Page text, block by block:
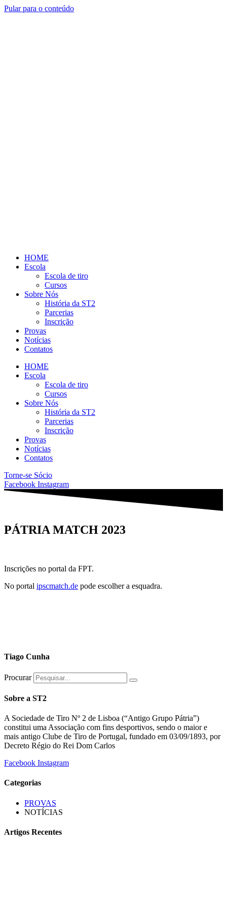
Pular para o conteúdo
HOME
Escola
Escola de tiro
Cursos
Sobre Nós
História da ST2
Parcerias
Inscrição
Provas
Notícias
Contatos
HOME
Escola
Escola de tiro
Cursos
Sobre Nós
História da ST2
Parcerias
Inscrição
Provas
Notícias
Contatos
Torne-se Sócio
Facebook Instagram
PÁTRIA MATCH 2023
Inscrições no portal da FPT.
No portal ipscmatch.de pode escolher a esquadra.
Tiago Cunha
Procurar
Sobre a ST2
A Sociedade de Tiro Nº 2 de Lisboa (“Antigo Grupo Pátria”)
constitui uma Associação com fins desportivos, sendo o maior e
mais antigo Clube de Tiro de Portugal, fundado em 03/09/1893, por
Decreto Régio do Rei Dom Carlos
Facebook Instagram
Categorias
PROVAS
NOTÍCIAS
Artigos Recentes